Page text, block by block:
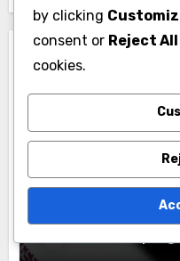
Related Post
Razones para
Camas De
Económico, Fácil
by clicking
consent or Reject All
cookies.